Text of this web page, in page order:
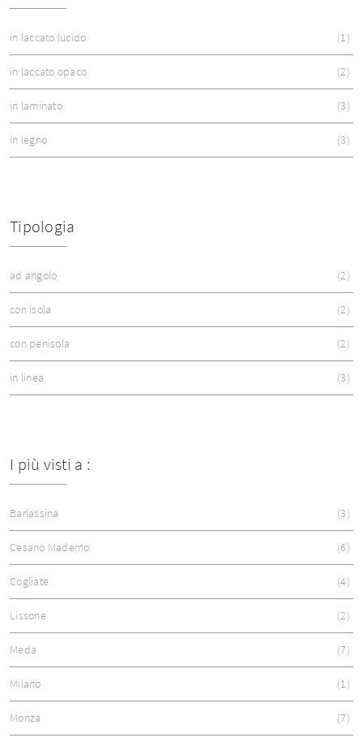
in laccato lucido 1
in laccato opaco 2
in laminato 3
in legno 3
Tipologia
ad angolo 2
con isola 2
con penisola 2
in linea 3
I più visti a :
Barlassina 3
Cesano Maderno 6
Cogliate 4
Lissone 2
Meda 7
Milano 1
Monza 7